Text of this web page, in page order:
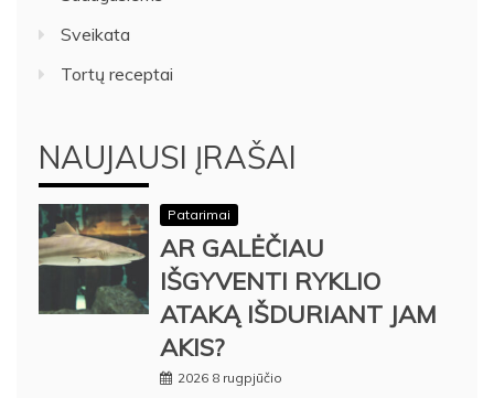
Sveikata
Tortų receptai
NAUJAUSI ĮRAŠAI
Patarimai
AR GALĖČIAU
IŠGYVENTI RYKLIO
ATAKĄ IŠDURIANT JAM
AKIS?
2026 8 rugpjūčio